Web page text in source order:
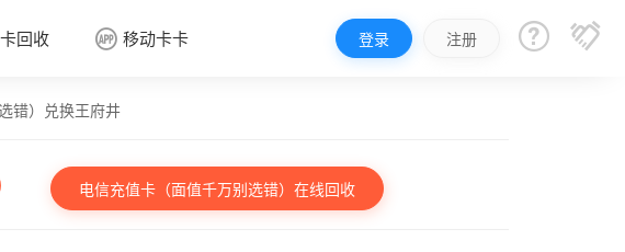
回收  移动卡卡 登录 注册  
错）兑换王府井
电信充值卡（面值千万别选错）在线回收